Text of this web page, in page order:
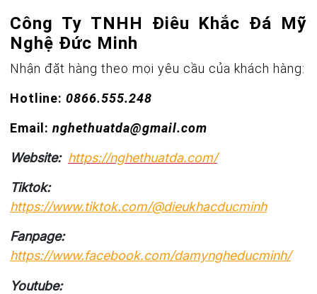
Công Ty TNHH Điêu Khắc Đá Mỹ
Nghệ Đức Minh
Nhận đặt hàng theo mọi yêu cầu của khách hàng:
Hotline: 0866.555.248
Email: nghethuatda@gmail.com
Website: https://nghethuatda.com/
Tiktok:
https://www.tiktok.com/@dieukhacducminh
Fanpage:
https://www.facebook.com/damyngheducminh/
Youtube: